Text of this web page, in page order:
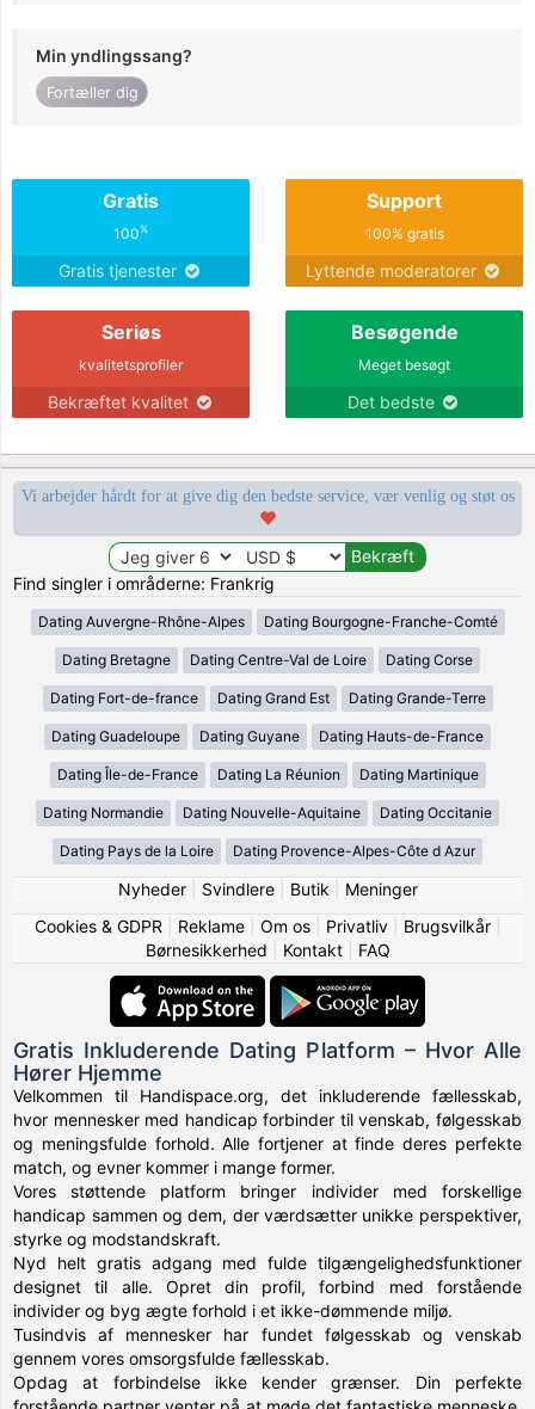
Min yndlingssang?
Fortæller dig
Gratis
100%
Gratis tjenester
Support
100% gratis
Lyttende moderatorer
Seriøs
kvalitetsprofiler
Bekræftet kvalitet
Besøgende
Meget besøgt
Det bedste
Vi arbejder hårdt for at give dig den bedste service, vær venlig og støt os
Find singler i områderne: Frankrig
Dating Auvergne-Rhône-Alpes Dating Bourgogne-Franche-Comté
Dating Bretagne Dating Centre-Val de Loire Dating Corse
Dating Fort-de-france Dating Grand Est Dating Grande-Terre
Dating Guadeloupe Dating Guyane Dating Hauts-de-France
Dating Île-de-France Dating La Réunion Dating Martinique
Dating Normandie Dating Nouvelle-Aquitaine Dating Occitanie
Dating Pays de la Loire Dating Provence-Alpes-Côte d Azur
Nyheder| Svindlere| Butik
Meninger
Cookies & GDPR
Reklame| Om os| Privatliv| Brugsvilkår|
Børnesikkerhed
Kontakt| FAQ
Gratis Inkluderende Dating Platform – Hvor Alle
Hører Hjemme
Velkommen til Handispace.org, det inkluderende fællesskab,
hvor mennesker med handicap forbinder til venskab, følgesskab
og meningsfulde forhold. Alle fortjener at finde deres perfekte
match, og evner kommer i mange former.
Vores støttende platform bringer individer med forskellige
handicap sammen og dem, der værdsætter unikke perspektiver,
styrke og modstandskraft.
Nyd helt gratis adgang med fulde tilgængelighedsfunktioner
designet til alle. Opret din profil, forbind med forstående
individer og byg ægte forhold i et ikke-dømmende miljø.
Tusindvis af mennesker har fundet følgesskab og venskab
gennem vores omsorgsfulde fællesskab.
Opdag at forbindelse ikke kender grænser. Din perfekte